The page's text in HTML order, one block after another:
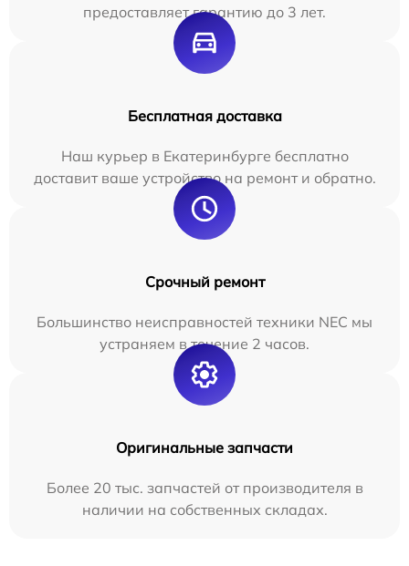
предоставляет гарантию до 3 лет.
Бесплатная доставка
Наш курьер в Екатеринбурге бесплатно
доставит ваше устройство на ремонт и обратно.
Срочный ремонт
Большинство неисправностей техники NEC мы
устраняем в течение 2 часов.
Оригинальные запчасти
Более 20 тыс. запчастей от производителя в
наличии на собственных складах.